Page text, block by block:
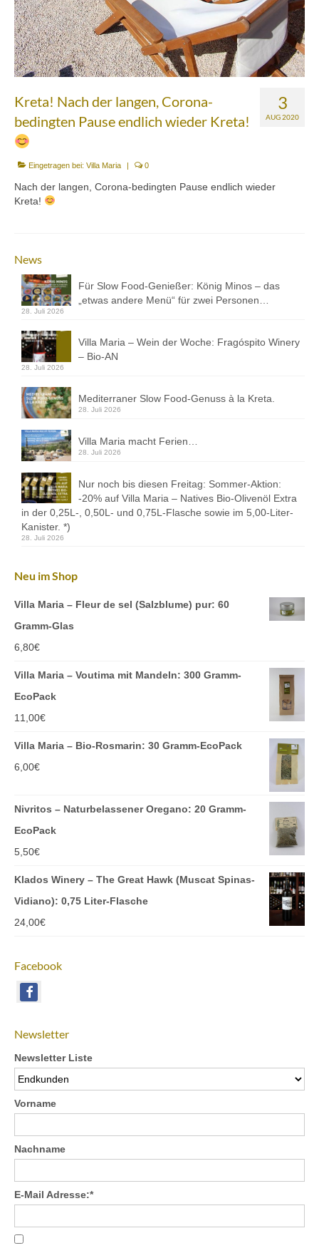
Getränke
News
Shop
Bio-Olivenöl & Bio-Oliven
Früchte in Sirup, Honig & Marmelade
Kontakt
Datenschutz
Impressum
3
AUG 2020
Kreta! Nach der langen, Corona-
bedingten Pause endlich wieder Kreta!
Eingetragen bei: Villa Maria | 0
Nach der langen, Corona-bedingten Pause endlich wieder
Kreta!
News
Für Slow Food-Genießer: König Minos – das
„etwas andere Menü“ für zwei Personen…
28. Juli 2026
Villa Maria – Wein der Woche: Fragóspito Winery
– Bio-AN
28. Juli 2026
Mediterraner Slow Food-Genuss à la Kreta.
28. Juli 2026
Villa Maria macht Ferien…
28. Juli 2026
Nur noch bis diesen Freitag: Sommer-Aktion:
-20% auf Villa Maria – Natives Bio-Olivenöl Extra
in der 0,25L-, 0,50L- und 0,75L-Flasche sowie im 5,00-Liter-
Kanister. *)
28. Juli 2026
Neu im Shop
Villa Maria – Fleur de sel (Salzblume) pur: 60
Gramm-Glas
6,80€
Villa Maria – Voutima mit Mandeln: 300 Gramm-
EcoPack
11,00€
Villa Maria – Bio-Rosmarin: 30 Gramm-EcoPack
6,00€
Nivritos – Naturbelassener Oregano: 20 Gramm-
EcoPack
5,50€
Klados Winery – The Great Hawk (Muscat Spinas-
Vidiano): 0,75 Liter-Flasche
24,00€
Facebook
Newsletter
Newsletter Liste
Vorname
Nachname
E-Mail Adresse:*